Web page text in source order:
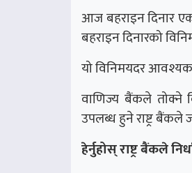
आज बहराइन दिनार
बहराइन दिनारको
यो विनिमयदर
वाणिज्य बैंकले तोक्ने
उपलब्ध हुने राष्ट्र बैंकले
हेर्नुहोस् राष्ट्र बैंकले